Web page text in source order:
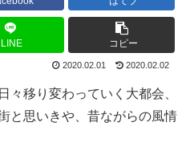
LINE コピー
2020.02.01 2020.02.02
々移り変わっていく大都会、
と思いきや、昔ながらの風情